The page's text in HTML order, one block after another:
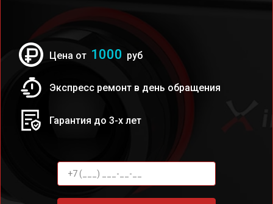
Цена от 1000 руб
Экспресс ремонт в день обращения
Гарантия до 3-х лет